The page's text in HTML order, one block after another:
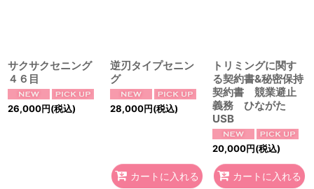
サクサクセニング
４６目
26,000円(税込)
逆刃タイプセニン
グ
28,000円(税込)
カートに入れる
トリミングに関す
る契約書&秘密保持
契約書 競業避止
義務 ひながた
USB
20,000円(税込)
カートに入れる